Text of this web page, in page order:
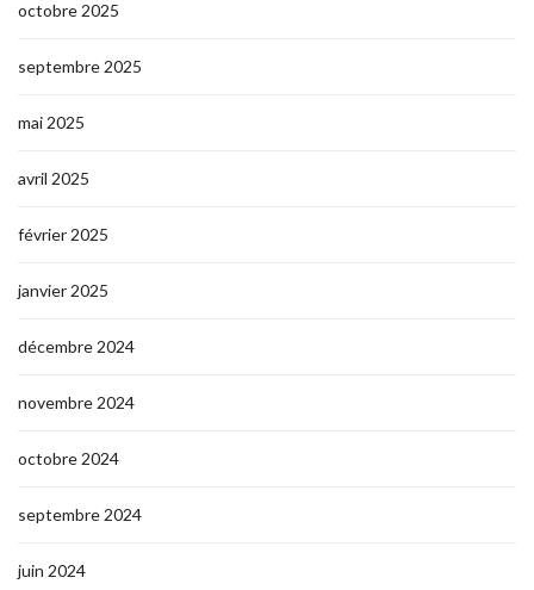
octobre 2025
septembre 2025
mai 2025
avril 2025
février 2025
janvier 2025
décembre 2024
novembre 2024
octobre 2024
septembre 2024
juin 2024